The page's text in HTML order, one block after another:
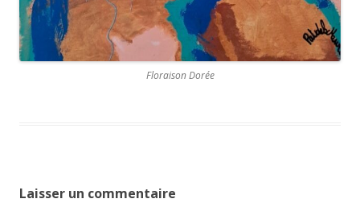
Floraison Dorée
Laisser un commentaire